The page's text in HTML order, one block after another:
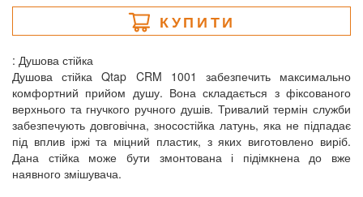
КУПИТИ
: Душова стійка
Душова стійка Qtap CRM 1001 забезпечить максимально
комфортний прийом душу. Вона складається з фіксованого
верхнього та гнучкого ручного душів. Тривалий термін служби
забезпечують довговічна, зносостійка латунь, яка не підпадає
під вплив іржі та міцний пластик, з яких виготовлено виріб.
Дана стійка може бути змонтована і підімкнена до вже
наявного змішувача.